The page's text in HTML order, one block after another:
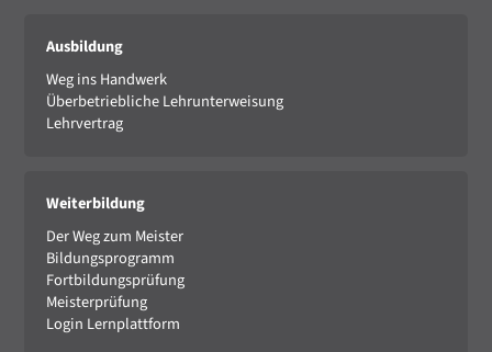
Ausbildung
Weg ins Handwerk
Überbetriebliche Lehrunterweisung
Lehrvertrag
Weiterbildung
Der Weg zum Meister
Bildungsprogramm
Fortbildungsprüfung
Meisterprüfung
Login Lernplattform